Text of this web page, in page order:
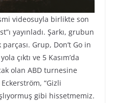
videosuyla birlikte son
yayınladı. Şarkı, grubun
Grup, Don’t Go in
çıktı ve 5 Kasım’da
olan ABD turnesine
“Gizli
gibi hissetmemiz.